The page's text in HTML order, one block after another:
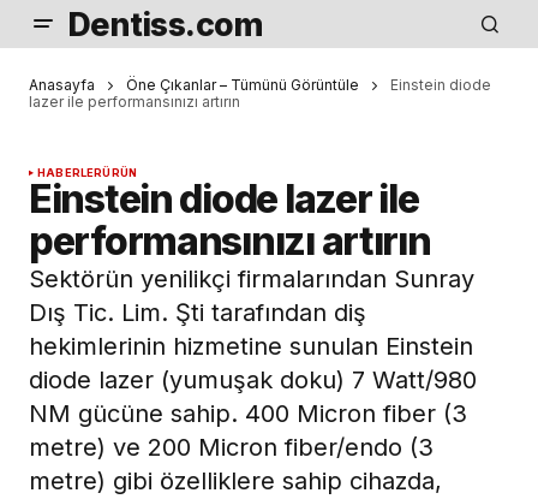
Dentiss.com
Anasayfa Öne Çıkanlar – Tümünü Görüntüle
Einstein diode
lazer ile performansınızı artırın
HABERLERÜRÜN
Einstein diode lazer ile
performansınızı artırın
Sektörün yenilikçi firmalarından Sunray
Dış Tic. Lim. Şti tarafından diş
hekimlerinin hizmetine sunulan Einstein
diode lazer (yumuşak doku) 7 Watt/980
NM gücüne sahip. 400 Micron fiber (3
metre) ve 200 Micron fiber/endo (3
metre) gibi özelliklere sahip cihazda,